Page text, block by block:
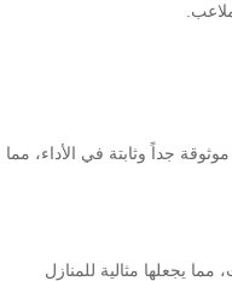
جداً وثابتة في الأداء، مما
يجعلها مثالية للمنازل